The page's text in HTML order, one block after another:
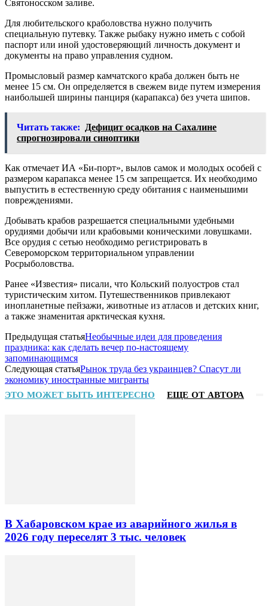
Святоносском заливе.
Для любительского краболовства нужно получить
специальную путевку. Также рыбаку нужно иметь с собой
паспорт или иной удостоверяющий личность документ и
документы на право управления судном.
Промысловый размер камчатского краба должен быть не
менее 15 см. Он определяется в свежем виде путем измерения
наибольшей ширины панциря (карапакса) без учета шипов.
Читать также:
Дефицит осадков на Сахалине
спрогнозировали синоптики
Как отмечает ИА «Би-порт», вылов самок и молодых особей с
размером карапакса менее 15 см запрещается. Их необходимо
выпустить в естественную среду обитания с наименьшими
повреждениями.
Добывать крабов разрешается специальными удебными
орудиями добычи или крабовыми коническими ловушками.
Все орудия с сетью необходимо регистрировать в
Североморском территориальном управлении
Росрыболовства.
Ранее «Известия» писали, что Кольский полуостров стал
туристическим хитом. Путешественников привлекают
инопланетные пейзажи, животные из атласов и детских книг,
а также знаменитая арктическая кухня.
Предыдущая статьяНеобычные идеи для проведения
праздника: как сделать вечер по-настоящему
запоминающимся
Следующая статьяРынок труда без украинцев? Спасут ли
экономику иностранные мигранты
ЭТО МОЖЕТ БЫТЬ ИНТЕРЕСНО ЕЩЕ ОТ АВТОРА
В Хабаровском крае из аварийного жилья в
2026 году переселят 3 тыс. человек